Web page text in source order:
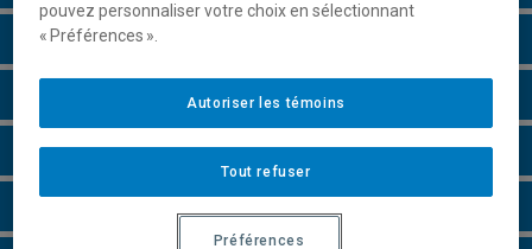
Particularités
Perspectives professionnelles
Remarques et règlements
pouvez personnaliser votre choix en sélectionnant
« Préférences ».
Tout refuser
Autoriser les témoins
Préférences